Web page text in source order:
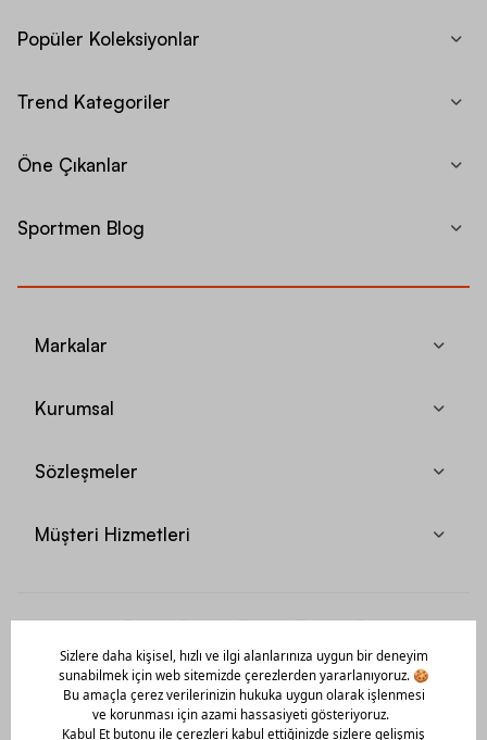
Popüler Koleksiyonlar
Trend Kategoriler
Öne Çıkanlar
Sportmen Blog
Markalar
Kurumsal
Sözleşmeler
Müşteri Hizmetleri
Mobil Uygulamamızı Hemen İndir!